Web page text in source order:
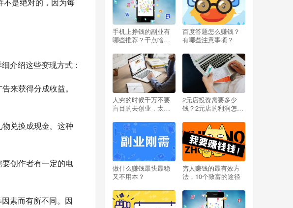
介绍这些变现方式：
来获得分成收益。
兑换成现金。这种
创作者有一定的电
素而有所不同。因
手机上挣钱的副业有
哪些推荐？干点啥能
百度答题怎么赚钱？
有哪些注意事项？
人穷的时候千万不要
盲目的去创业，太扎
2元店投资需要多少
钱？2元店的利润怎么
钱？
做什么赚钱最快最稳
又不用本？
穷人赚钱的最有效方
法，10个致富的途径